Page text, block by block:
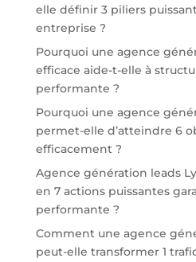
elle définir 3 piliers
entreprise ?
Pourquoi une agence
efficace aide-t-elle à
performante ?
Pourquoi une agence
permet-elle d’atteindre 6
efficacement ?
Agence génération leads
en 7 actions puissantes
performante ?
Comment une agence
peut-elle transformer 1